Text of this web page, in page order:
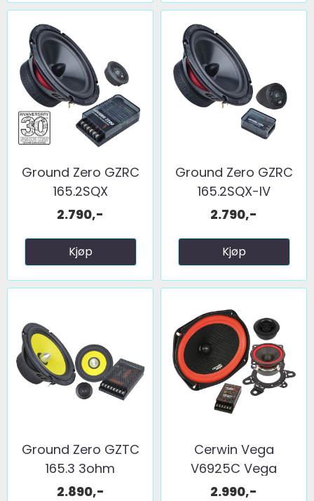
Ground Zero GZRC
165.2SQX
2.790,-
Kjøp
Ground Zero GZRC
165.2SQX-IV
2.790,-
Kjøp
Ground Zero GZTC
165.3 3ohm
2.890,-
Cerwin Vega
V6925C Vega
6x9/2,5" sett ...
2.990,-